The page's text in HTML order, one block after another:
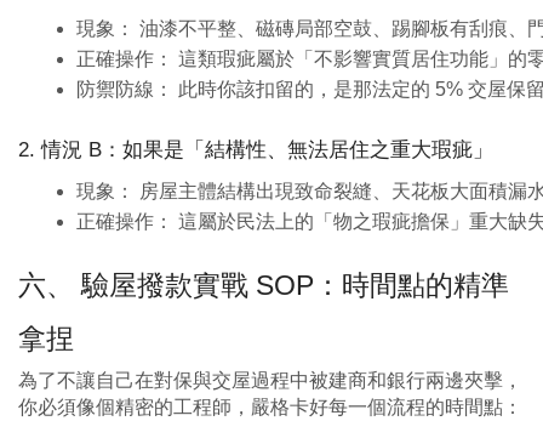
現象： 油漆不平整、磁磚局部空鼓、踢腳板有刮痕、
正確操作： 這類瑕疵屬於「不影響實質居住功能」的
防禦防線： 此時你該扣留的，是那法定的 5% 交屋保
2. 情況 B：如果是「結構性、無法居住之重大瑕疵」
現象： 房屋主體結構出現致命裂縫、天花板大面積漏
正確操作： 這屬於民法上的「物之瑕疵擔保」重大缺
六、 驗屋撥款實戰 SOP：時間點的精準
拿捏
為了不讓自己在對保與交屋過程中被建商和銀行兩邊夾擊，
你必須像個精密的工程師，嚴格卡好每一個流程的時間點：